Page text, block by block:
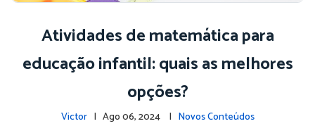
Atividades de matemática para
educação infantil: quais as melhores
opções?
Victor| Ago 06, 2024 | Novos Conteúdos